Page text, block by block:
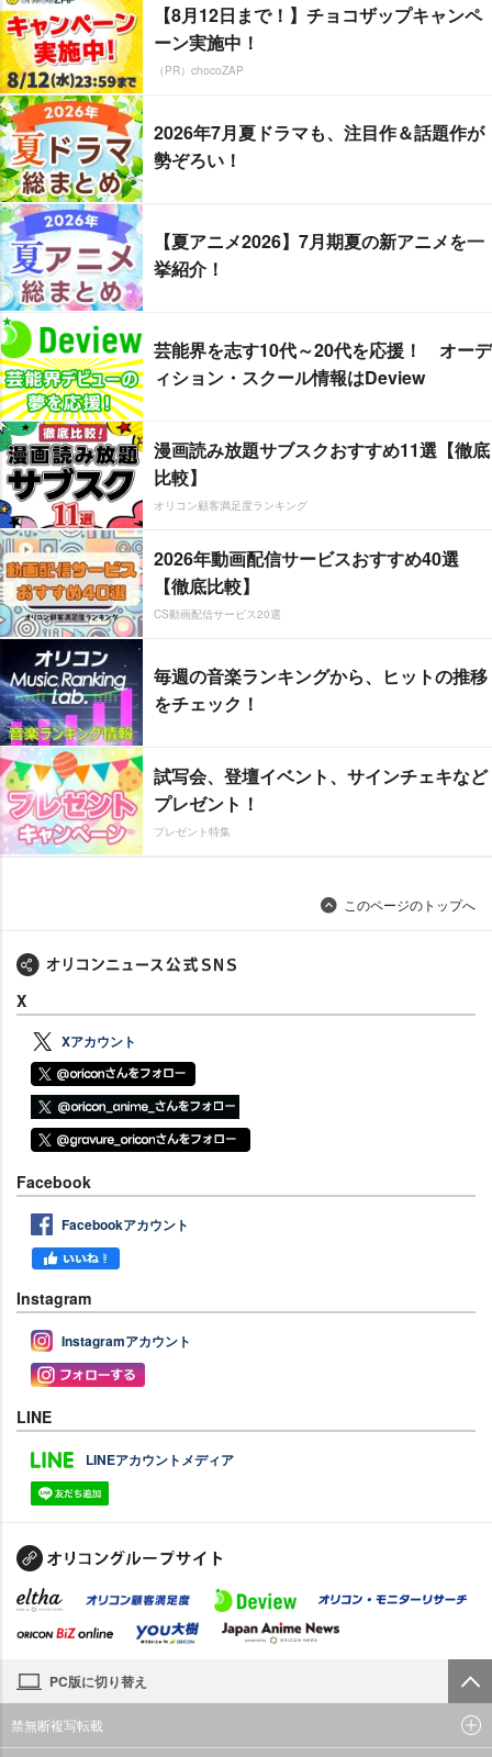
【8月12日まで！】チョコザップキャンペ
ーン実施中！
（PR）chocoZAP
2026年7月夏ドラマも、注目作＆話題作が
勢ぞろい！
【夏アニメ2026】7月期夏の新アニメを一
挙紹介！
芸能界を志す10代～20代を応援！ オーデ
ィション・スクール情報はDeview
漫画読み放題サブスクおすすめ11選【徹底
比較】
オリコン顧客満足度ランキング
2026年動画配信サービスおすすめ40選
【徹底比較】
CS動画配信サービス20選
毎週の音楽ランキングから、ヒットの推移
をチェック！
試写会、登壇イベント、サインチェキなど
プレゼント！
プレゼント特集
このページのトップへ
X
Xアカウント
Facebook
Facebookアカウント
Instagram
Instagramアカウント
LINE
LINEアカウントメディア
PC版に切り替え
禁無断複写転載